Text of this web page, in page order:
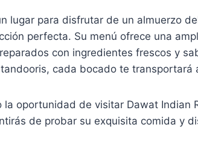
lugar para disfrutar de un almuerzo
perfecta. Su menú ofrece una
con ingredientes frescos y
cada bocado te transportará
la oportunidad de visitar Dawat Indian
de probar su exquisita comida y